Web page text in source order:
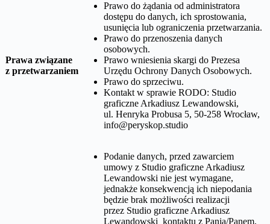
Prawa związane
z przetwarzaniem
Prawo do żądania od administratora
dostępu do danych, ich sprostowania,
usunięcia lub ograniczenia przetwarzania.
Prawo do przenoszenia danych
osobowych.
Prawo wniesienia skargi do Prezesa
Urzędu Ochrony Danych Osobowych.
Prawo do sprzeciwu.
Kontakt w sprawie RODO: Studio
graficzne Arkadiusz Lewandowski,
ul. Henryka Probusa 5, 50-258 Wrocław,
info@peryskop.studio
Podanie danych, przed zawarciem
umowy z Studio graficzne Arkadiusz
Lewandowski nie jest wymagane,
jednakże konsekwencją ich niepodania
będzie brak możliwości realizacji
przez Studio graficzne Arkadiusz
Lewandowski kontaktu z Panią/Panem.